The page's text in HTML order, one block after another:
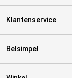
Klantenservice
Belsimpel